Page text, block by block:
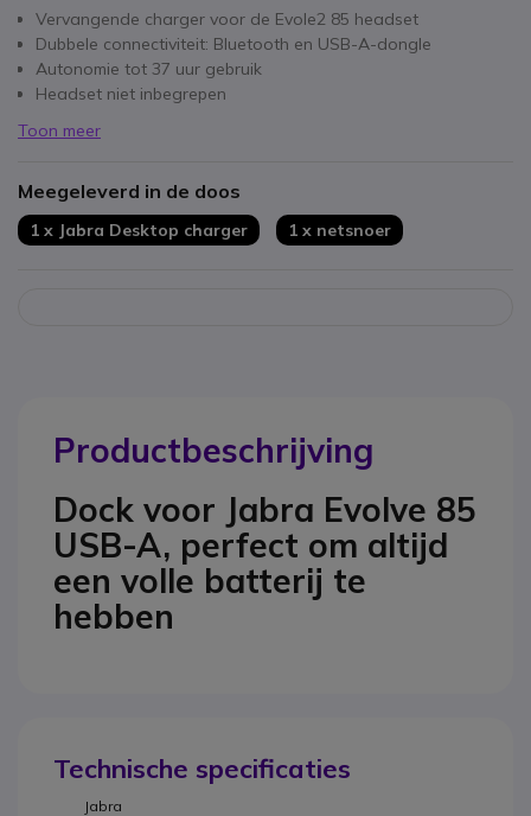
Vervangende charger voor de Evole2 85 headset
Dubbele connectiviteit: Bluetooth en USB-A-dongle
Autonomie tot 37 uur gebruik
Headset niet inbegrepen
Toon meer
Meegeleverd in de doos
1 x Jabra Desktop charger 1 x netsnoer
Productbeschrijving
Dock voor Jabra Evolve 85
USB-A, perfect om altijd
een volle batterij te
hebben
Technische specificaties
Jabra